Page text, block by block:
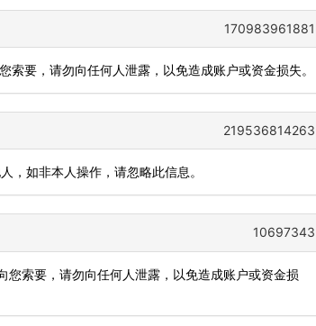
170983961881
要，请勿向任何人泄露，以免造成账户或资金损失。
219536814263
，如非本人操作，请忽略此信息。
10697343
您索要，请勿向任何人泄露，以免造成账户或资金损